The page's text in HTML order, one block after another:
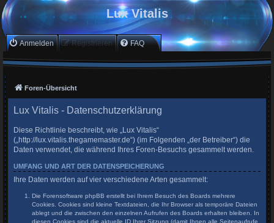
Lux Vitalis
Anmelden Registrieren FAQ
Foren-Übersicht
Lux Vitalis - Datenschutzerklärung
Diese Richtlinie beschreibt, wie „Lux Vitalis“
(„http://lux.vitalis.thegamemaster.de“) (im Folgenden „der Betreiber“) die
Daten verwendet, die während Ihres Foren-Besuchs gesammelt werden.
UMFANG UND ART DER DATENSPEICHERUNG
Ihre Daten werden auf vier verschiedene Arten gesammelt:
Die Forensoftware phpBB erstellt bei Ihrem Besuch des Boards mehrere
Cookies. Cookies sind kleine Textdateien, die Ihr Browser als temporäre Dateien
ablegt und die zwischen den einzelnen Aufrufen des Boards erhalten bleiben. In
diesen Cookies sind die aktuelle ID Ihrer Sitzung (damit Ihnen alle Seitenaufrufe